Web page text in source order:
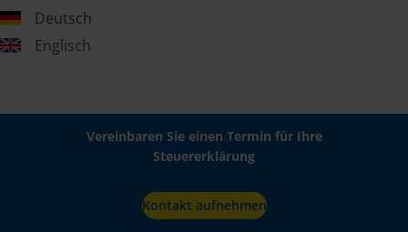
Deutsch
Englisch
Vereinbaren Sie einen Termin für Ihre
Steuererklärung
Kontakt aufnehmen